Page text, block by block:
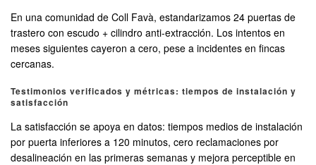
En una comunidad de Coll Favà, estandarizamos 24 puertas de
trastero con escudo + cilindro anti-extracción. Los intentos en
meses siguientes cayeron a cero, pese a incidentes en fincas
cercanas.
Testimonios verificados y métricas: tiempos de instalación y
satisfacción
La satisfacción se apoya en datos: tiempos medios de instalación
por puerta inferiores a 120 minutos, cero reclamaciones por
desalineación en las primeras semanas y mejora perceptible en